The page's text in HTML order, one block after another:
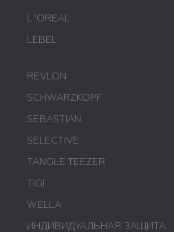
L 'ОREAL
LEBEL
REVLON
SCHWARZKOPF
SEBASTIAN
SELECTIVE
TANGLE TEEZER
TIGI
WELLA
ИНДИВИДУАЛЬНАЯ ЗАЩИТА